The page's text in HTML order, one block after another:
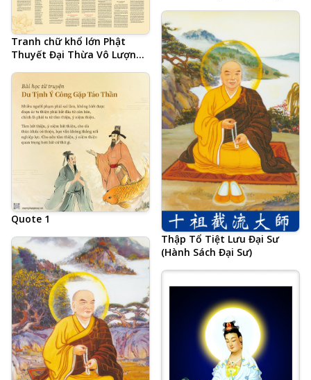
Tranh chữ khổ lớn Phật
Thuyết Đại Thừa Vô Lượng
Tịnh Bình Đẳng Giác Kinh
(Âm Hán Văn) do Lão Cư Sĩ
Hạ Liên Cư Hội Tập
Hòa Thượng Tịnh Không,
Tịnh Tông Học Hội AMTB,
Phật hiệu viết tiếng Trung
Thập Tổ Tiệt Lưu Đại Sư
(Hành Sách Đại Sư)
Quote 1